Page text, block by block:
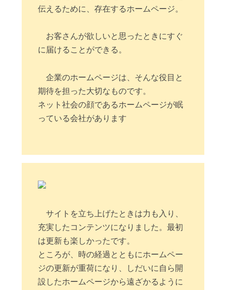
伝えるために、存在するホームページ。
お客さんが欲しいと思ったときにすぐ
に届けることができる。
企業のホームページは、そんな役目と
期待を担った大切なものです。
ネット社会の顔であるホームページが眠
っている会社があります
サイトを立ち上げたときは力も入り、
充実したコンテンツになりました。最初
は更新も楽しかったです。
ところが、時の経過とともにホームペー
ジの更新が重荷になり、しだいに自ら開
設したホームページから遠ざかるように